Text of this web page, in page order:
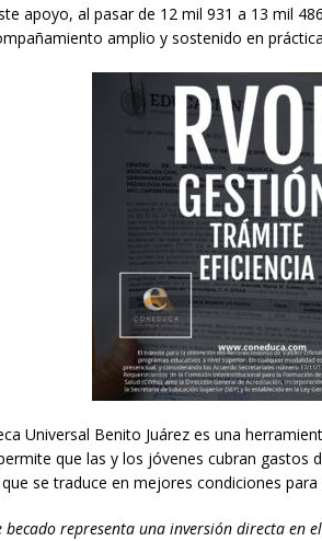
apoyo, al pasar de 12 mil 931 a 13 mil
amplio y sostenido en
Universal Benito Juárez es una
que las y los jóvenes cubran gastos
se traduce en mejores condiciones
becado representa una inversión directa en